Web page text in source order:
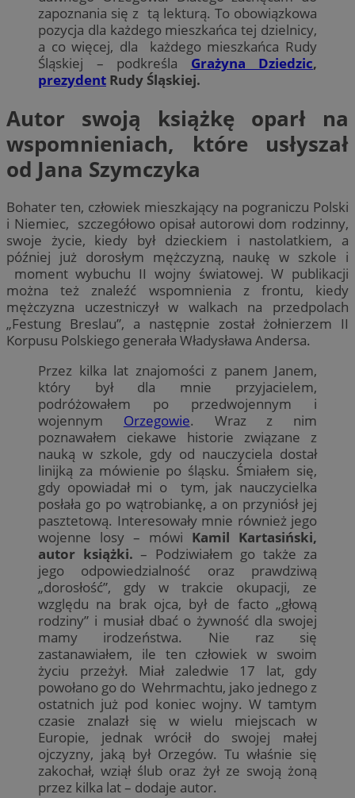
zapoznania się z tą lekturą. To obowiązkowa
pozycja dla każdego mieszkańca tej dzielnicy,
a co więcej, dla każdego mieszkańca Rudy
Śląskiej – podkreśla
Grażyna Dziedzic,
prezydent Rudy Śląskiej.
Autor swoją książkę oparł na
wspomnieniach, które usłyszał
od Jana Szymczyka
Bohater ten, człowiek mieszkający na pograniczu Polski
i Niemiec, szczegółowo opisał autorowi dom rodzinny,
swoje życie, kiedy był dzieckiem i nastolatkiem, a
później już dorosłym mężczyzną, naukę w szkole i
moment wybuchu II wojny światowej. W publikacji
można też znaleźć wspomnienia z frontu, kiedy
mężczyzna uczestniczył w walkach na przedpolach
„Festung Breslau”, a następnie został żołnierzem II
Korpusu Polskiego generała Władysława Andersa.
Przez kilka lat znajomości z panem Janem,
który był dla mnie przyjacielem,
podróżowałem po przedwojennym i
wojennym Orzegowie. Wraz z nim
poznawałem ciekawe historie związane z
nauką w szkole, gdy od nauczyciela dostał
linijką za mówienie po śląsku. Śmiałem się,
gdy opowiadał mi o tym, jak nauczycielka
posłała go po wątrobiankę, a on przyniósł jej
pasztetową. Interesowały mnie również jego
wojenne losy – mówi Kamil Kartasiński,
autor książki. – Podziwiałem go także za
jego odpowiedzialność oraz prawdziwą
„dorosłość”, gdy w trakcie okupacji, ze
względu na brak ojca, był de facto „głową
rodziny” i musiał dbać o żywność dla swojej
mamy irodzeństwa. Nie raz się
zastanawiałem, ile ten człowiek w swoim
życiu przeżył. Miał zaledwie 17 lat, gdy
powołano go do Wehrmachtu, jako jednego z
ostatnich już pod koniec wojny. W tamtym
czasie znalazł się w wielu miejscach w
Europie, jednak wrócił do swojej małej
ojczyzny, jaką był Orzegów. Tu właśnie się
zakochał, wziął ślub oraz żył ze swoją żoną
przez kilka lat – dodaje autor.